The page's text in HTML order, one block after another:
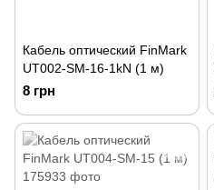
Кабель оптический FinMark
UT002-SM-16-1kN (1 м)
8 грн